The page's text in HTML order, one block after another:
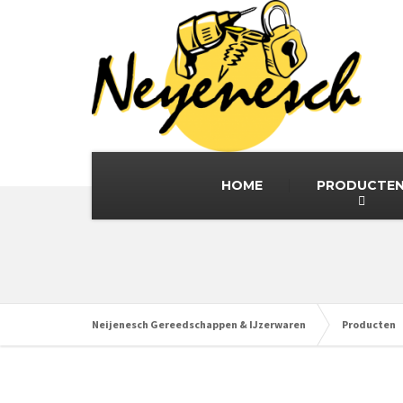
HOME PRODUCTEN
Neijenesch Gereedschappen & IJzerwaren Producten